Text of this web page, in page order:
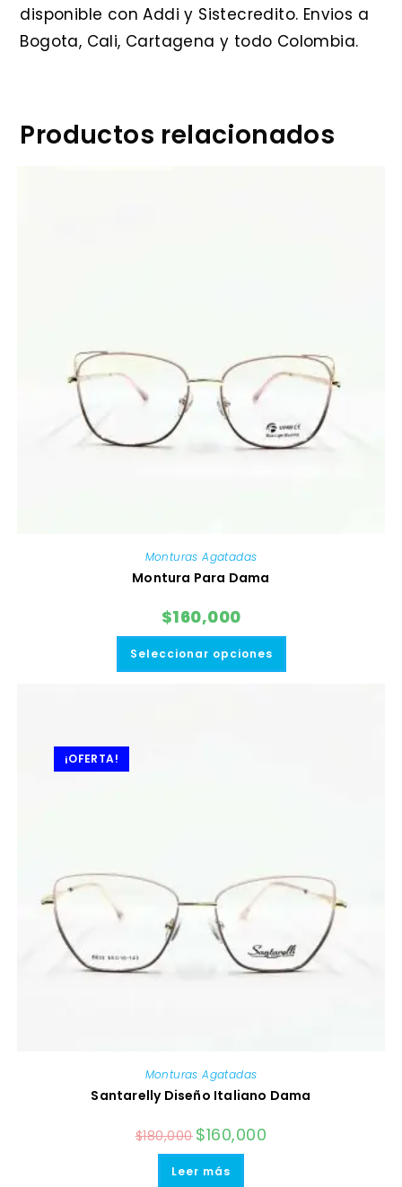
disponible con Addi y Sistecredito. Envios a
Bogota, Cali, Cartagena y todo Colombia.
Productos relacionados
Monturas Agatadas
Montura Para Dama
$160,000
Seleccionar opciones
Este
¡OFERTA!
Monturas Agatadas
Santarelly Diseño Italiano Dama
$180,000 El
precio
original
era:
$160,000
Leer más